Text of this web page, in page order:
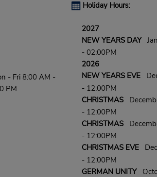
- Fri 8:00 AM -
PM
Holiday Hours:
2027
NEW YEARS DAY
- 02:00PM
2026
NEW YEARS EVE
- 12:00PM
CHRISTMAS
- 12:00PM
CHRISTMAS
- 12:00PM
CHRISTMAS EVE
- 12:00PM
GERMAN UNITY